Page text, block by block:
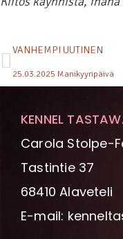
VANHEMPI UUTINEN
25.03.2025 Manikyyripäivä
KENNEL
Carola Stolpe-
Tastintie 37
68410 Alaveteli
E-mail: